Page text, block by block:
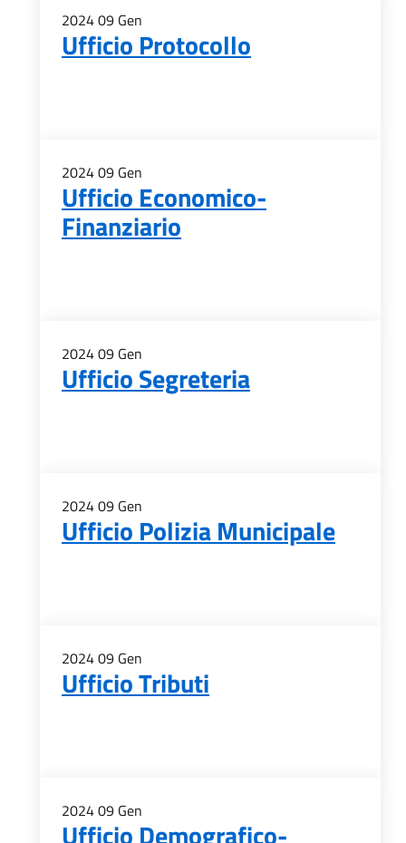
202409 Gen
Ufficio Protocollo
202409 Gen
Ufficio Economico-
Finanziario
202409 Gen
Ufficio Segreteria
202409 Gen
Ufficio Polizia Municipale
202409 Gen
Ufficio Tributi
202409 Gen
Ufficio Demografico-